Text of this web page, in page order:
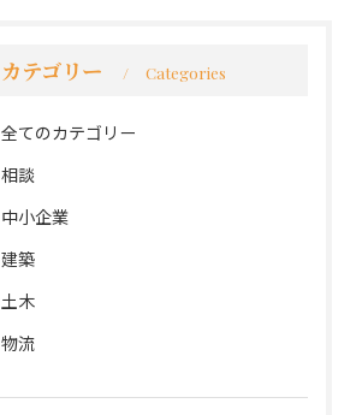
カテゴリー Categories
全てのカテゴリー
相談
中小企業
建築
土木
物流